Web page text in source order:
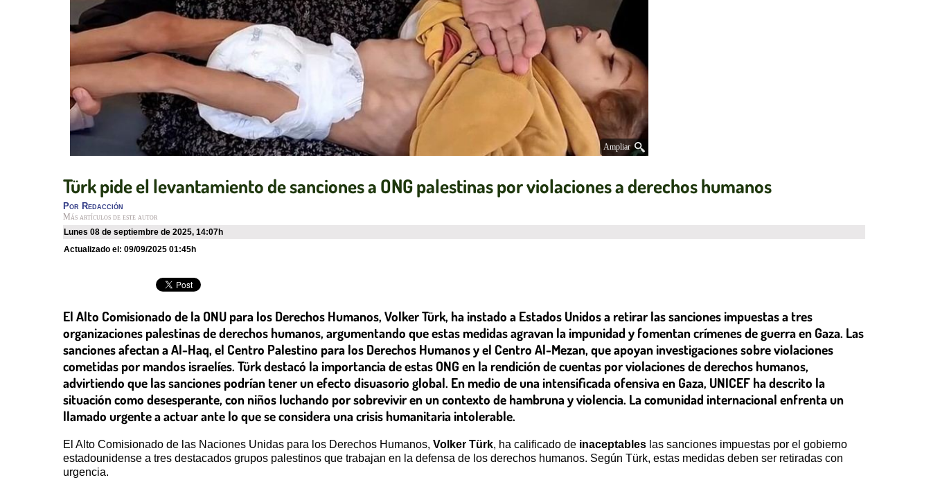
Ampliar
Türk pide el levantamiento de sanciones a ONG palestinas por violaciones a derechos humanos
Por Redacción
Más artículos de este autor
lunes 08 de septiembre de 2025, 14:07h
Actualizado el: 09/09/2025 01:45h
El Alto Comisionado de la ONU para los Derechos Humanos, Volker Türk, ha instado a Estados Unidos a retirar las sanciones impuestas a tres
organizaciones palestinas de derechos humanos, argumentando que estas medidas agravan la impunidad y fomentan crímenes de guerra en Gaza. Las
sanciones afectan a Al-Haq, el Centro Palestino para los Derechos Humanos y el Centro Al-Mezan, que apoyan investigaciones sobre violaciones
cometidas por mandos israelíes. Türk destacó la importancia de estas ONG en la rendición de cuentas por violaciones de derechos humanos,
advirtiendo que las sanciones podrían tener un efecto disuasorio global. En medio de una intensificada ofensiva en Gaza, UNICEF ha descrito la
situación como desesperante, con niños luchando por sobrevivir en un contexto de hambruna y violencia. La comunidad internacional enfrenta un
llamado urgente a actuar ante lo que se considera una crisis humanitaria intolerable.
El Alto Comisionado de las Naciones Unidas para los Derechos Humanos, Volker Türk, ha calificado de inaceptables las sanciones impuestas por el gobierno
estadounidense a tres destacados grupos palestinos que trabajan en la defensa de los derechos humanos. Según Türk, estas medidas deben ser retiradas con
urgencia.